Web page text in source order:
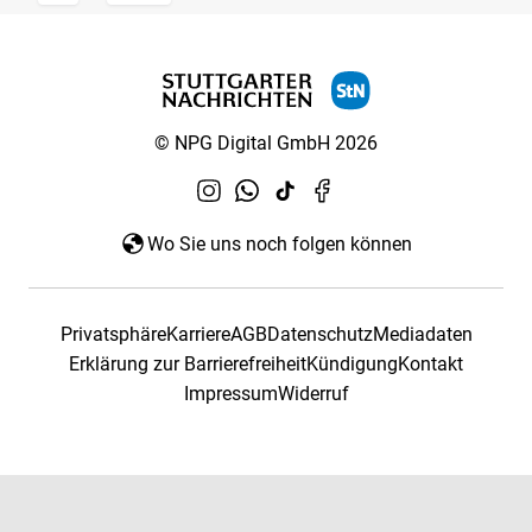
© NPG Digital GmbH 2026
Wo Sie uns noch folgen können
PrivatsphäreKarriereAGBDatenschutzMediadaten
Erklärung zur BarrierefreiheitKündigungKontakt
ImpressumWiderruf